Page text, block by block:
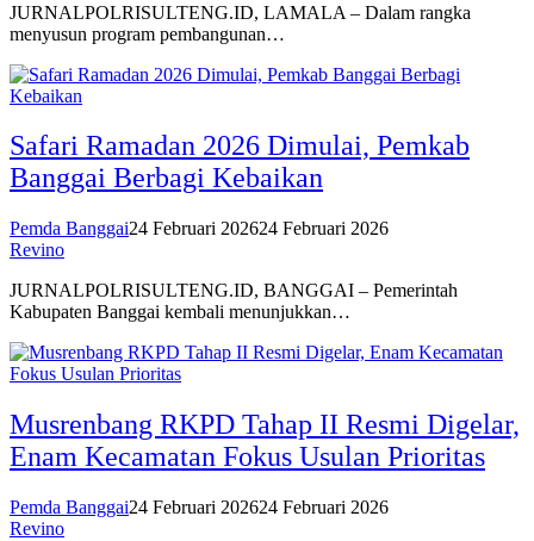
JURNALPOLRISULTENG.ID, LAMALA – Dalam rangka
menyusun program pembangunan…
Safari Ramadan 2026 Dimulai, Pemkab
Banggai Berbagi Kebaikan
Pemda Banggai24 Februari 202624 Februari 2026
Revino
JURNALPOLRISULTENG.ID, BANGGAI – Pemerintah
Kabupaten Banggai kembali menunjukkan…
Musrenbang RKPD Tahap II Resmi Digelar,
Enam Kecamatan Fokus Usulan Prioritas
Pemda Banggai24 Februari 202624 Februari 2026
Revino